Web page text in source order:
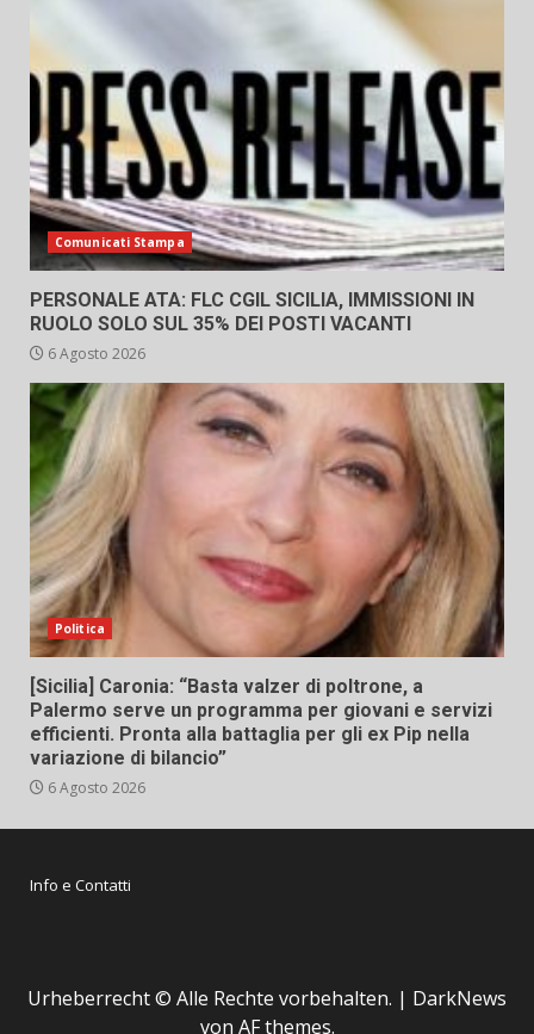
Comunicati Stampa
PERSONALE ATA: FLC CGIL SICILIA, IMMISSIONI IN
RUOLO SOLO SUL 35% DEI POSTI VACANTI
6 Agosto 2026
Politica
[Sicilia] Caronia: “Basta valzer di poltrone, a
Palermo serve un programma per giovani e servizi
efficienti. Pronta alla battaglia per gli ex Pip nella
variazione di bilancio”
6 Agosto 2026
Info e Contatti
Urheberrecht © Alle Rechte vorbehalten. | DarkNews
von AF themes.